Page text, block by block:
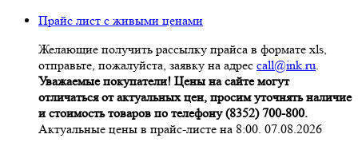
Прайс лист с живыми ценами
Желающие получить рассылку прайса в формате xls,
отправьте, пожалуйста, заявку на адрес call@ink.ru.
Уважаемые покупатели! Цены на сайте могут
отличаться от актуальных цен, просим уточнять наличие
и стоимость товаров по телефону (8352) 700-800.
Актуальные цены в прайс-листе на 8:00. 07.08.2026